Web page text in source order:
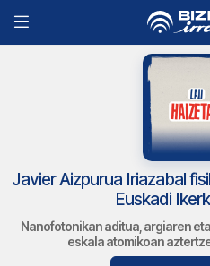
Javier Aizpurua Iriazabal
Euskadi
Nanofotonikan aditua, argiaren
eskala atomikoan